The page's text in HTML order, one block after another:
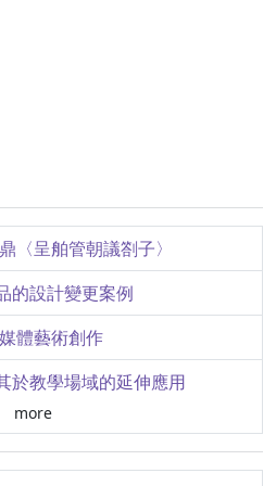
〈呈舶管朝議劄子〉
的設計變更案例
體藝術創作
於教學場域的延伸應用
要
more